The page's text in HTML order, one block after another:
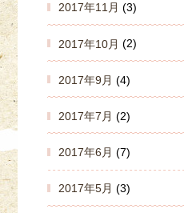
2017年11月 (3)
2017年10月 (2)
2017年9月 (4)
2017年7月 (2)
2017年6月 (7)
2017年5月 (3)